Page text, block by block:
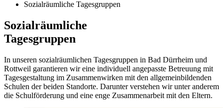
Sozialräumliche Tagesgruppen
Sozialräumliche
Tages­gruppen
In unseren sozial­räumlichen Tages­gruppen in Bad Dürrheim und
Rottweil garantieren wir eine individuell angepasste Betreuung mit
Tages­gestaltung im Zusammen­wirken mit den allgemein­bildenden
Schulen der beiden Standorte. Darunter verstehen wir unter anderem
die Schul­förderung und eine enge Zusammen­arbeit mit den Eltern.